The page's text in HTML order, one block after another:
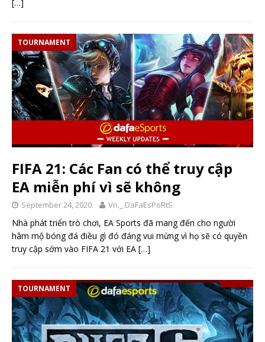
[…]
TOURNAMENT
FIFA 21: Các Fan có thể truy cập
EA miễn phí vì sẽ không
September 24, 2020 Vn._.DaFaEsPoRtS
Nhà phát triển trò chơi, EA Sports đã mang đến cho người
hâm mộ bóng đá điều gì đó đáng vui mừng vì họ sẽ có quyền
truy cập sớm vào FIFA 21 với EA […]
TOURNAMENT